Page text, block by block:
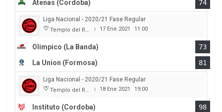
Atenas (Cordoba)
74
Liga Nacional - 2020/21 Fase Regular
Templo del Rock | 17 Ene 2021 11:00
Olimpico (La Banda)
73
La Union (Formosa)
81
Liga Nacional - 2020/21 Fase Regular
Templo del Rock | 18 Ene 2021 19:00
Instituto (Cordoba)
98